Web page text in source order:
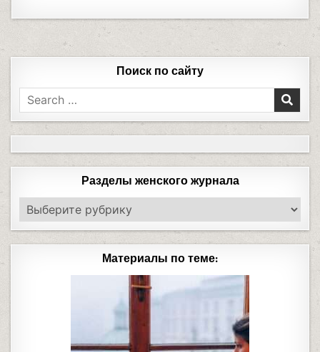
Поиск по сайту
Разделы женского журнала
Материалы по теме: